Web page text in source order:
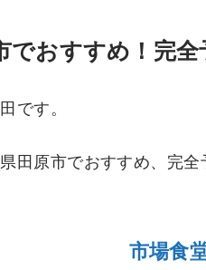
でおすすめ！完
です。
田原市でおすすめ、完
市場食